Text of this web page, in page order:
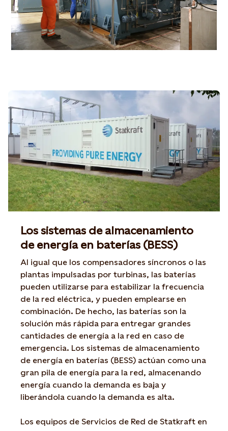
Los sistemas de almacenamiento
de energía en baterías (BESS)
Al igual que los compensadores síncronos o las
plantas impulsadas por turbinas, las baterías
pueden utilizarse para estabilizar la frecuencia
de la red eléctrica, y pueden emplearse en
combinación. De hecho, las baterías son la
solución más rápida para entregar grandes
cantidades de energía a la red en caso de
emergencia. Los sistemas de almacenamiento
de energía en baterías (BESS) actúan como una
gran pila de energía para la red, almacenando
energía cuando la demanda es baja y
liberándola cuando la demanda es alta.
Los equipos de Servicios de Red de Statkraft en